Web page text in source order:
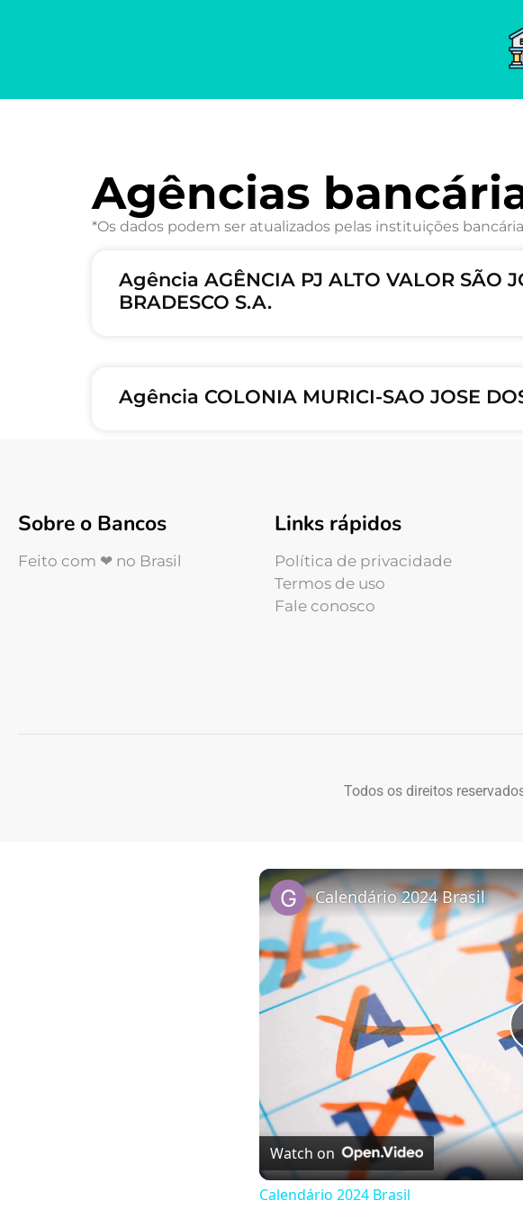
Agências
*Os dados podem ser atualizados pelas instituições
Agência AGÊNCIA PJ ALTO VALOR SÃO
BRADESCO S.A.
Agência COLONIA MURICI-SAO JOSE
Sobre o Bancos
Feito com ❤ no Brasil
Links rápidos
Política de privacidade
Termos de uso
Fale conosco
Todos os direitos
Calendário 2024 Brasil
Watch on
Calendário 2024 Brasil